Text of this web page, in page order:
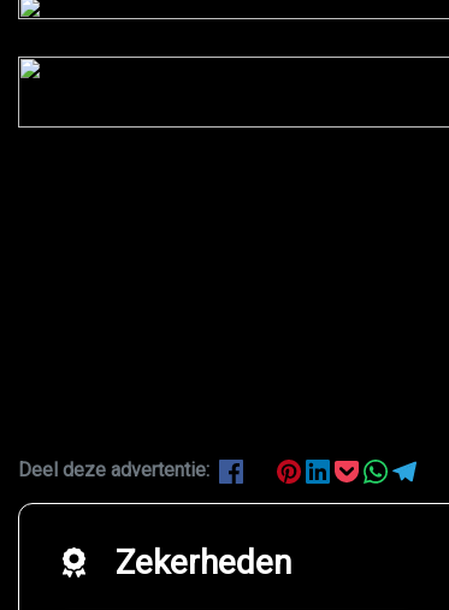
Deel deze advertentie:
Zekerheden